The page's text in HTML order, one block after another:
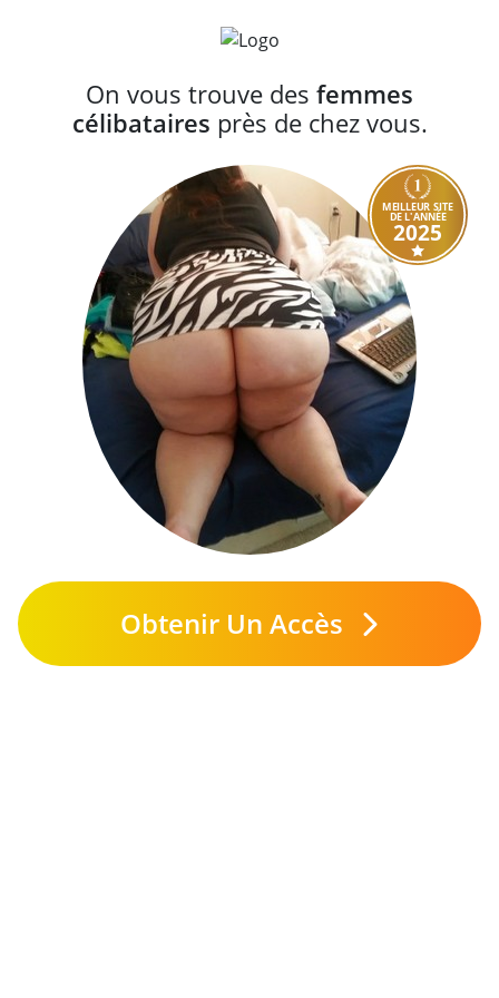
On vous trouve des femmes
célibataires près de chez vous.
MEILLEUR SITE
DE L'ANNÉE
2025
Obtenir Un Accès